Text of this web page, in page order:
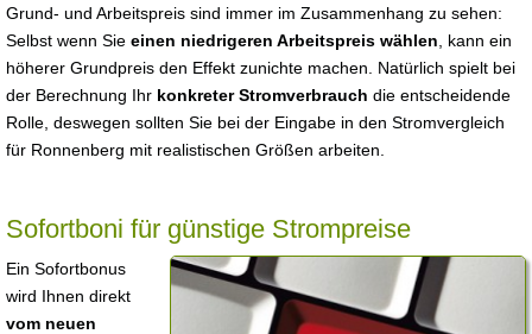
Grund- und Arbeitspreis sind immer im Zusammenhang zu sehen:
Selbst wenn Sie einen niedrigeren Arbeitspreis wählen , kann ein
höherer Grundpreis den Effekt zunichte machen. Natürlich spielt bei
der Berechnung Ihr konkreter Stromverbrauch die entscheidende
Rolle, deswegen sollten Sie bei der Eingabe in den Stromvergleich
für Ronnenberg mit realistischen Größen arbeiten.
Sofortboni für günstige Strompreise
Ein Sofortbonus
wird Ihnen direkt
vom neuen